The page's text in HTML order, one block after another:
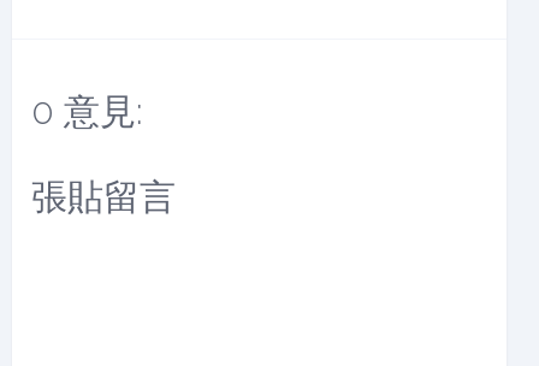
0 意見:
張貼留言